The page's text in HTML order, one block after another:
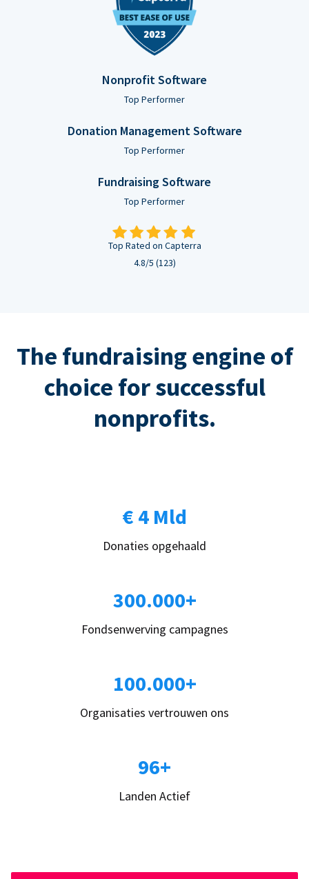
Nonprofit Software
Top Performer
Donation Management Software
Top Performer
Fundraising Software
Top Performer
Top Rated on Capterra
4.8/5 (123)
The fundraising engine of
choice for successful
nonprofits.
€ 4 Mld
Donaties opgehaald
300.000+
Fondsenwerving campagnes
100.000+
Organisaties vertrouwen ons
96+
Landen Actief